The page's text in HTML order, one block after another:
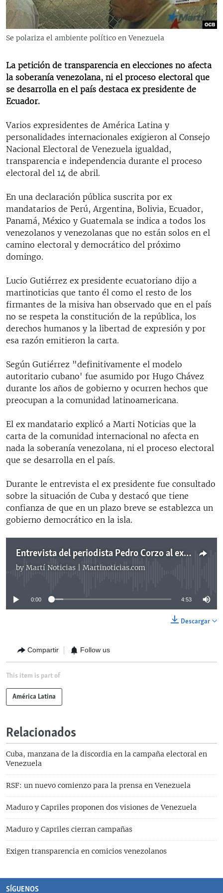
RADIO MARTÍ
ESPECIALES
ESPECIALES
LA REALIDAD DE LA VIVIENDA EN CUBA
SER VIEJO EN CUBA
KENTU-CUBANO
DESINFORMACIÓN RUSA EN AMÉRICA LATINA
LA INVASIÓN DE RUSIA A UCRANIA
MULTIMEDIA
EDITORIALES
SÍGUENOS
Se polariza el ambiente político en Venezuela
La petición de transparencia en elecciones no afecta
la soberanía venezolana, ni el proceso electoral que
se desarrolla en el país destaca ex presidente de
Ecuador.
Varios expresidentes de América Latina y
personalidades internacionales exigieron al Consejo
Nacional Electoral de Venezuela igualdad,
transparencia e independencia durante el proceso
electoral del 14 de abril.
En una declaración pública suscrita por ex
mandatarios de Perú, Argentina, Bolivia, Ecuador,
Panamá, México y Guatemala se indica a todos los
venezolanos y venezolanas que no están solos en el
camino electoral y democrático del próximo
domingo.
Lucio Gutiérrez ex presidente ecuatoriano dijo a
martinoticias que tanto él como el resto de los
firmantes de la misiva han observado que en el país
no se respeta la constitución de la república, los
derechos humanos y la libertad de expresión y por
esa razón emitieron la carta.
Según Gutiérrez "definitivamente el modelo
autoritario cubano' fue asumido por Hugo Chávez
durante los años de gobierno y ocurren hechos que
preocupan a la comunidad latinoamericana.
El ex mandatario explicó a Marti Noticias que la
carta de la comunidad internacional no afecta en
nada la soberanía venezolana, ni el proceso electoral
que se desarrolla en el país.
Durante le entrevista el ex presidente fue consultado
sobre la situación de Cuba y destacó que tiene
confianza de que en un plazo breve se establezca un
gobierno democrático en la isla.
Entrevista del periodista Pedro Corzo al ex presidente Lucio Gutiérrez
by Martí Noticias | Martinoticias.com
No media source currently available
0:00 4:53
Descargar
Compartir Follow us
This item is part of
América Latina
Relacionados
Cuba, manzana de la discordia en la campaña electoral en
Venezuela
RSF: un nuevo comienzo para la prensa en Venezuela
Maduro y Capriles proponen dos visiones de Venezuela
Maduro y Capriles cierran campañas
Exigen transparencia en comicios venezolanos
SÍGUENOS